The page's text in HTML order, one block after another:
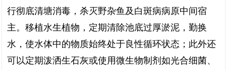
行彻底清塘消毒，杀灭野杂鱼及白斑病病原中间宿
主。移植水生植物，定期清除池底过厚淤泥，勤换
水，使水体中的物质始终处于良性循环状态；此外还
可以定期泼洒生石灰或使用微生物制剂如光合细菌、